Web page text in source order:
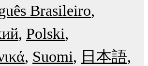
Brasileiro
Polski
Suomi
日本語